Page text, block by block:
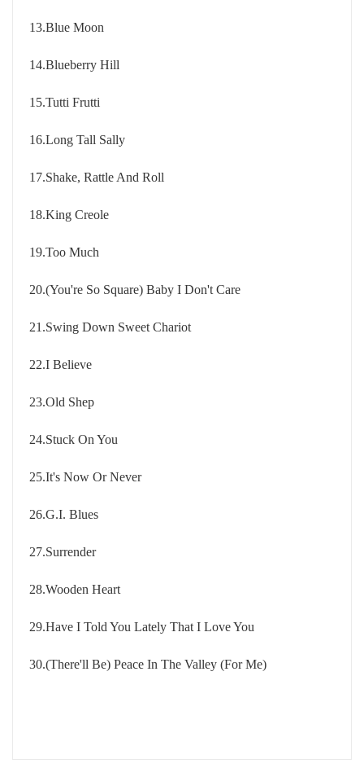
13.Blue Moon
14.Blueberry Hill
15.Tutti Frutti
16.Long Tall Sally
17.Shake, Rattle And Roll
18.King Creole
19.Too Much
20.(You're So Square) Baby I Don't Care
21.Swing Down Sweet Chariot
22.I Believe
23.Old Shep
24.Stuck On You
25.It's Now Or Never
26.G.I. Blues
27.Surrender
28.Wooden Heart
29.Have I Told You Lately That I Love You
30.(There'll Be) Peace In The Valley (For Me)